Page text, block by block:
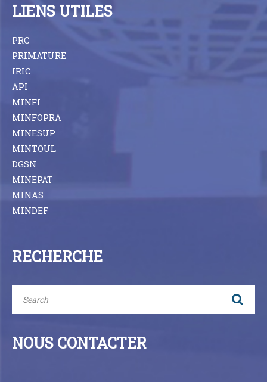
LIENS UTILES
PRC
PRIMATURE
IRIC
API
MINFI
MINFOPRA
MINESUP
MINTOUL
DGSN
MINEPAT
MINAS
MINDEF
RECHERCHE
NOUS CONTACTER